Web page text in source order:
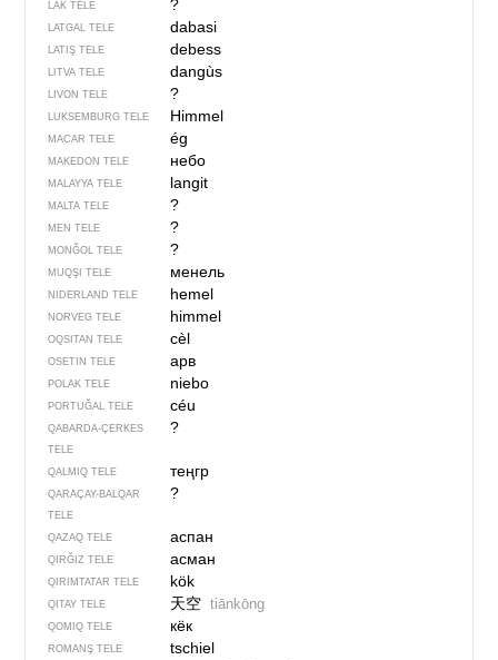
LAK TELE ?
LATGAL TELE dabasi
LATIŞ TELE debess
LITVA TELE dangùs
LIVON TELE ?
LUKSEMBURG TELE Himmel
MACAR TELE ég
MAKEDON TELE небо
MALAYYA TELE langit
MALTA TELE ?
MEN TELE ?
MONĞOL TELE ?
MUQŞI TELE менель
NIDERLAND TELE hemel
NORVEG TELE himmel
OQSITAN TELE cèl
OSETIN TELE арв
POLAK TELE niebo
PORTUĞAL TELE céu
QABARDA-ÇERKES
TELE
?
QALMIQ TELE теңгр
QARAÇAY-BALQAR
TELE
?
QAZAQ TELE аспан
QIRĞIZ TELE асман
QIRIMTATAR TELE kök
QITAY TELE 天空 tiānkōng
QOMIQ TELE кёк
ROMANŞ TELE tschiel